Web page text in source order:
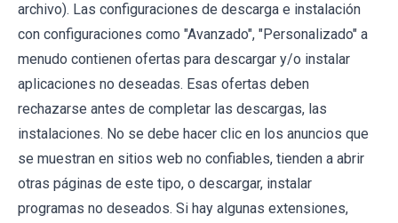
archivo). Las configuraciones de descarga e instalación
con configuraciones como "Avanzado", "Personalizado" a
menudo contienen ofertas para descargar y/o instalar
aplicaciones no deseadas. Esas ofertas deben
rechazarse antes de completar las descargas, las
instalaciones. No se debe hacer clic en los anuncios que
se muestran en sitios web no confiables, tienden a abrir
otras páginas de este tipo, o descargar, instalar
programas no deseados. Si hay algunas extensiones,